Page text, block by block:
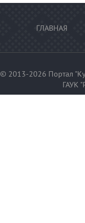
ГЛАВНАЯ
© 2013-2026 Портал
ГАУК